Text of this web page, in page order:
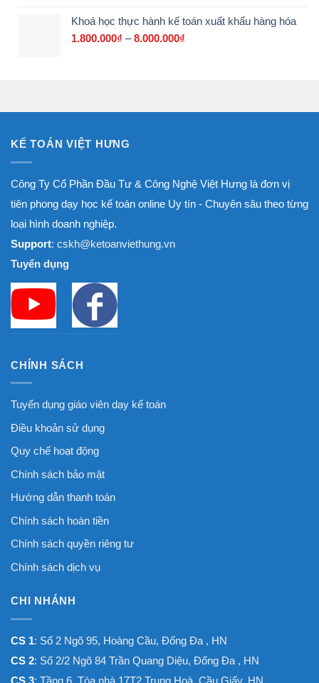
1.800.000₫
Khoá học thực hành kế toán xuất khẩu hàng hóa
1.800.000₫ – 8.000.000₫
KẾ TOÁN VIỆT HƯNG
Công Ty Cổ Phần Đầu Tư & Công Nghệ Việt Hưng là đơn vị
tiên phong dạy học kế toán online Uy tín - Chuyên sâu theo từng
loại hình doanh nghiệp.
Support: cskh@ketoanviethung.vn
Tuyển dụng
CHÍNH SÁCH
Tuyển dụng giáo viên dạy kế toán
Điều khoản sử dụng
Quy chế hoạt động
Chính sách bảo mật
Hướng dẫn thanh toán
Chính sách hoàn tiền
Chính sách quyền riêng tư
Chính sách dịch vụ
CHI NHÁNH
CS 1: Số 2 Ngõ 95, Hoàng Cầu, Đống Đa , HN
CS 2: Số 2/2 Ngõ 84 Trần Quang Diệu, Đống Đa , HN